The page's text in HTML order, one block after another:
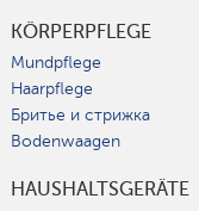
KÖRPERPFLEGE
Mundpflege
Haarpflege
Бритье и стрижка
Bodenwaagen
HAUSHALTSGERÄTE